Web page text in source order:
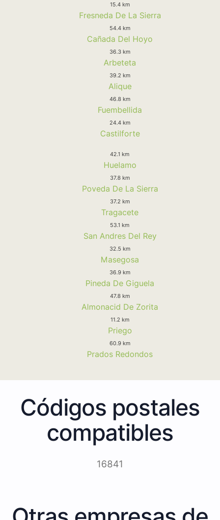
15.4 km
Fresneda De La Sierra
54.4 km
Cañada Del Hoyo
36.3 km
Arbeteta
39.2 km
Alique
46.8 km
Fuembellida
24.4 km
Castilforte
42.1 km
Huelamo
37.8 km
Poveda De La Sierra
37.2 km
Tragacete
53.1 km
San Andres Del Rey
32.5 km
Masegosa
36.9 km
Pineda De Giguela
47.8 km
Almonacid De Zorita
11.2 km
Priego
60.9 km
Prados Redondos
Códigos postales
compatibles
16841